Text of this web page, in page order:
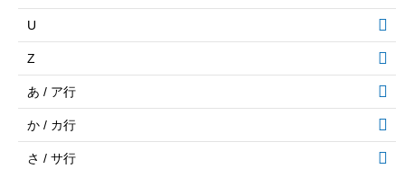
U
Z
あ / ア行
か / カ行
さ / サ行